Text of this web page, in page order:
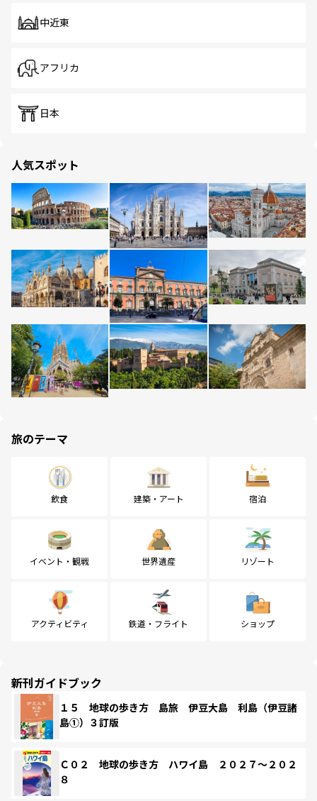
中近東
アフリカ
日本
人気スポット
旅のテーマ
飲食 建築・アート 宿泊
イベント・観戦 世界遺産 リゾート
アクティビティ 鉄道・フライト ショップ
新刊ガイドブック
１５ 地球の歩き方 島旅 伊豆大島 利島（伊豆諸
島①）３訂版
Ｃ０２ 地球の歩き方 ハワイ島 ２０２７～２０２
８